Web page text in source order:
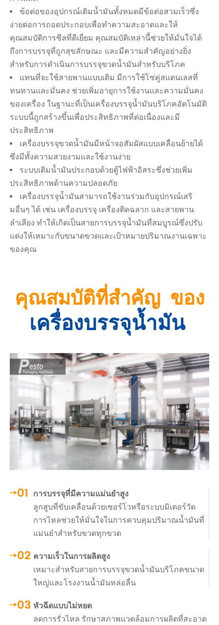
ข้อต่อของอุปกรณ์เติมน้ำมันทั้งหมดมีข้อต่อสวมเร็วซึ่ง
ง่ายต่อการถอดประกอบเพื่อทำความสะอาดและให้
คุณสมบัติการซีลที่ดีเยี่ยม คุณสมบัติเหล่านี้ช่วยให้มั่นใจได้
ถึงการบรรจุที่ถูกสุขลักษณะ และมีความสำคัญอย่างยิ่ง
สำหรับการดำเนินการบรรจุขวดน้ำมันสำหรับบริโภค
แทนที่จะใช้สายพานแบบเดิม มีการใช้โซ่คู่สแตนเลสที่
ทนทานและมั่นคง ช่วยเพิ่มอายุการใช้งานและความมั่นคง
ของเครื่อง ในฐานะที่เป็นเครื่องบรรจุน้ำมันบริโภคอัตโนมัติ
ระบบนี้ถูกสร้างขึ้นเพื่อประสิทธิภาพที่ต่อเนื่องและมี
ประสิทธิภาพ
เครื่องบรรจุขวดน้ำมันมีหน้าจอสัมผัสแบบเคลื่อนย้ายได้
ซึ่งมีทั้งความสวยงามและใช้งานง่าย
ระบบเติมน้ำมันประกอบด้วยตู้ไฟฟ้าอิสระซึ่งช่วยเพิ่ม
ประสิทธิภาพด้านความปลอดภัย
เครื่องบรรจุน้ำมันสามารถใช้งานร่วมกับอุปกรณ์เสริ
มอื่นๆ ได้ เช่น เครื่องบรรจุ เครื่องติดฉลาก และสายพาน
ลำเลียง ทำให้เกิดเป็นสายการบรรจุน้ำมันที่สมบูรณ์ซึ่งปรับ
แต่งให้เหมาะกับขนาดขวดและเป้าหมายปริมาณงานเฉพาะ
ของคุณ
คุณสมบัติที่สำคัญ ของ
เครื่องบรรจุน้ำมัน
การบรรจุที่มีความแม่นยำสูง
ลูกสูบที่ขับเคลื่อนด้วยเซอร์โวหรือระบบมิเตอร์วัด
การไหลช่วยให้มั่นใจในการควบคุมปริมาณน้ำมันที่
แม่นยำสำหรับขวดทุกขวด
ความเร็วในการผลิตสูง
เหมาะสำหรับสายการบรรจุขวดน้ำมันบริโภคขนาด
ใหญ่และโรงงานน้ำมันหล่อลื่น
หัวฉีดแบบไม่หยด
ลดการรั่วไหล รักษาสภาพแวดล้อมการผลิตที่สะอาด